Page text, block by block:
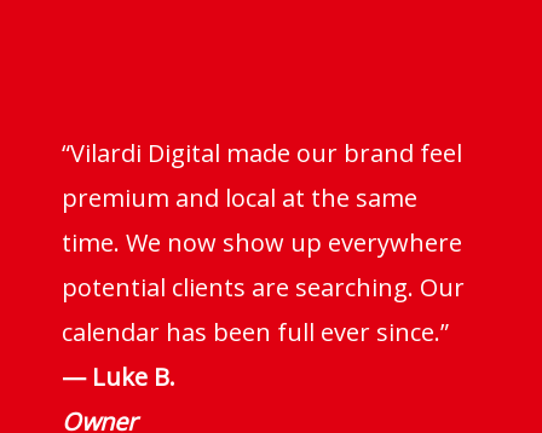
“Vilardi Digital made our brand feel
premium and local at the same
time. We now show up everywhere
potential clients are searching. Our
calendar has been full ever since.”
— Luke B.
Owner